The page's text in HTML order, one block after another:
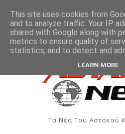
του Συλλόγου
Τα Νέα Του Αστακού
This site uses cookies from
and to analyze traffic. Your IP
shared with Google along with
metrics to ensure quality of
statistics, and to detect and
LEARN MORE